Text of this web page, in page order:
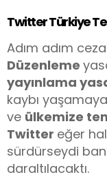
Twitter Türkiye
Adım adım
Düzenleme
yayınlama
kaybı
ve ülkemize
Twitter eğer
sürdürseydi
daraltılacaktı.